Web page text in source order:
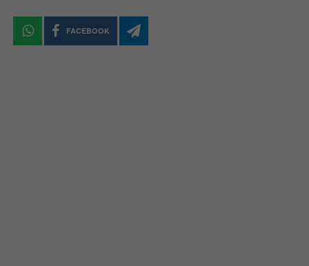
FACEBOOK